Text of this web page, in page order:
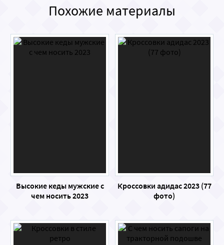
Похожие материалы
Высокие кеды мужские с
чем носить 2023
Кроссовки адидас 2023 (77
фото)